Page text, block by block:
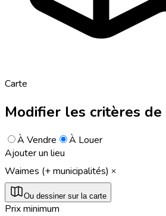
Carte
Modifier les critères de
À Vendre
À Louer
Ajouter un lieu
Waimes (+ municipalités)
Ou dessiner sur la carte
Prix minimum